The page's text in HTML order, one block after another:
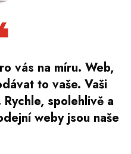
vás na míru. Web,
to vaše. Vaši
spolehlivě a
weby jsou naše